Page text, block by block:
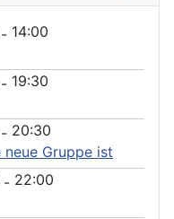
- 14:00
- 19:30
- 20:30
neue Gruppe ist
- 22:00